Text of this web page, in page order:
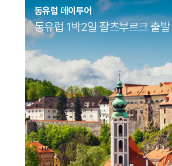
동유럽 데이투어
동유럽 1박2일 잘츠부르크 출발